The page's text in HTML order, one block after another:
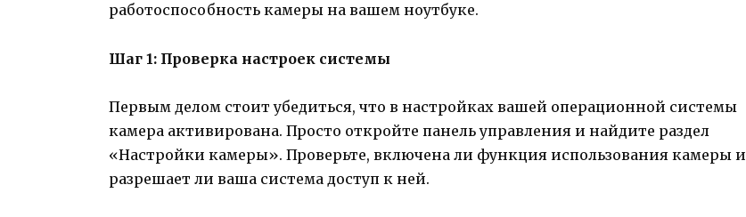
работоспособность камеры на вашем ноутбуке.
Шаг 1: Проверка настроек системы
Первым делом стоит убедиться, что в настройках вашей операционной системы
камера активирована. Просто откройте панель управления и найдите раздел
«Настройки камеры». Проверьте, включена ли функция использования камеры и
разрешает ли ваша система доступ к ней.